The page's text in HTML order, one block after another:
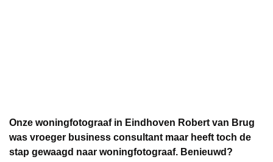
Onze woningfotograaf in Eindhoven Robert van Brug
was vroeger business consultant maar heeft toch de
stap gewaagd naar woningfotograaf. Benieuwd?